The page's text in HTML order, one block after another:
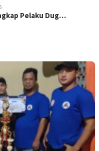
Pelaku Dug…